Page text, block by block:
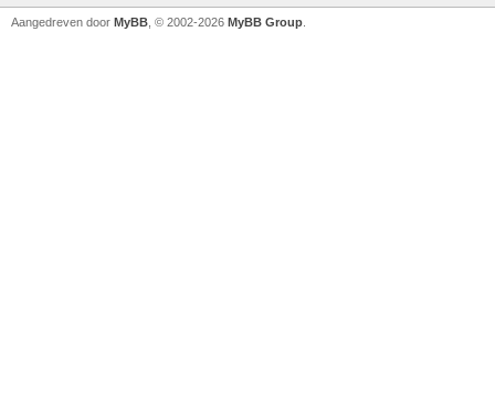
Aangedreven door MyBB , © 2002-2026 MyBB Group